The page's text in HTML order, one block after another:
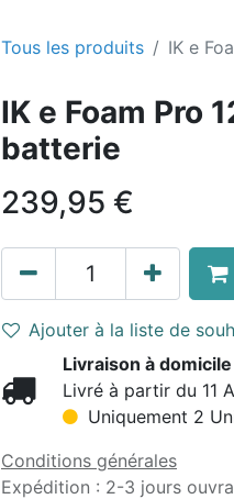
Tous les produits IK e
IK e Foam Pro
batterie
239,95 €
Ajouter à la liste de
Livraison à
Livré à partir du 11
Uniquement 2
Conditions générales
Expédition : 2-3 jours